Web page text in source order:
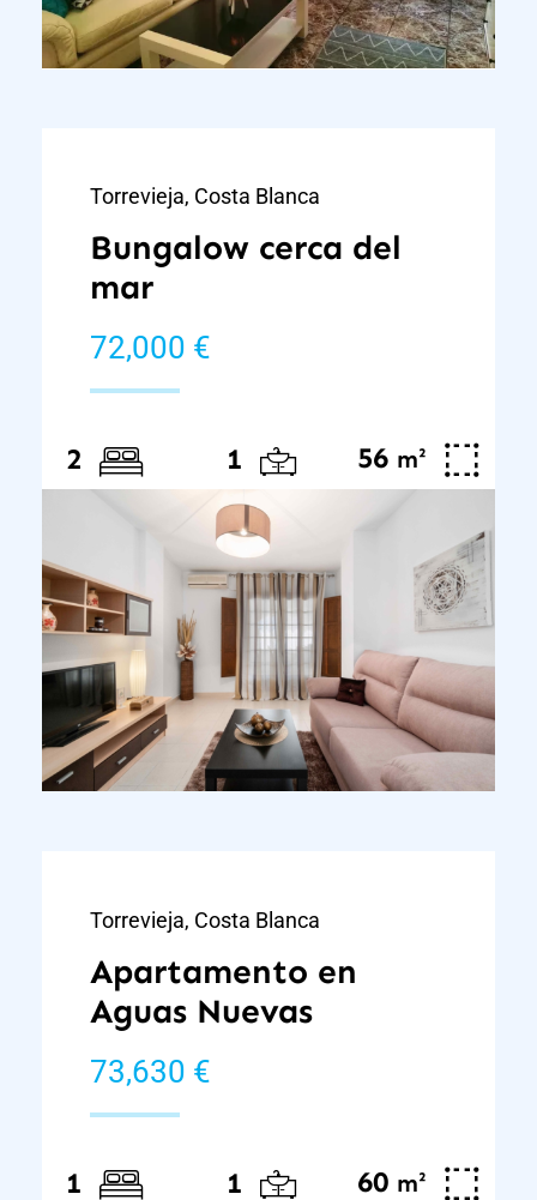
Torrevieja, Costa Blanca
Bungalow cerca del
mar
72,000 €
2 1 56 m²
Torrevieja, Costa Blanca
Apartamento en
Aguas Nuevas
73,630 €
1 1 60 m²